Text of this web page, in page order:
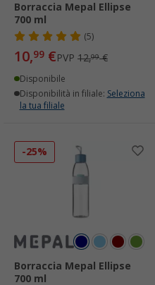
Borraccia Mepal Ellipse
700 ml
(5)
10,99 €PVP 12,99€
Disponibile
Disponibilità in filiale: Seleziona
la tua filiale
-25%
Borraccia Mepal Ellipse
700 ml